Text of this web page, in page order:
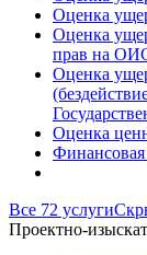
Оценка
Оценка
прав на
Оценка
Оценка
Финансовая
Все 72 услуги
Проектно-